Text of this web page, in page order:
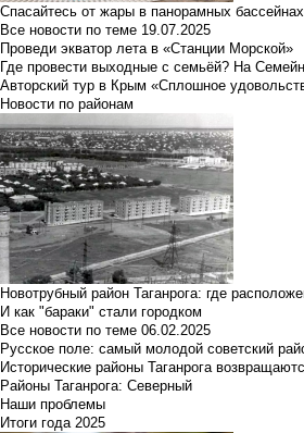
Спасайтесь от жары в панорамных
Все новости по теме 19.07.2025
Проведи экватор лета в «Станции Морской»
Где провести выходные с семьёй? На
Авторский тур в Крым «Сплошное
Новости по районам
Новотрубный район Таганрога: где
И как "бараки" стали городком
Все новости по теме 06.02.2025
Русское поле: самый молодой советский
Исторические районы Таганрога
Районы Таганрога: Северный
Наши проблемы
Итоги года 2025